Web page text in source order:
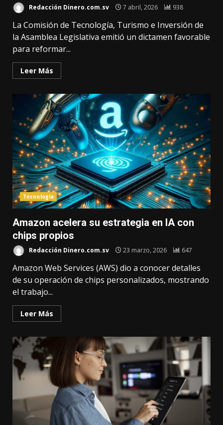
Redacción Dinero.com.sv 7 abril, 2026 938
La Comisión de Tecnología, Turismo e Inversión de
la Asamblea Legislativa emitió un dictamen favorable
para reformar...
Leer Más
Tecnología
Amazon acelera su estrategia en IA con
chips propios
Redacción Dinero.com.sv 23 marzo, 2026 647
Amazon Web Services (AWS) dio a conocer detalles
de su operación de chips personalizados, mostrando
el trabajo...
Leer Más